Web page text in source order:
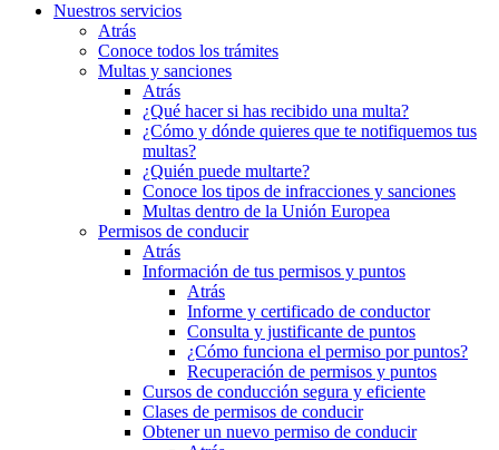
Nuestros servicios
Atrás
Conoce todos los trámites
Multas y sanciones
Atrás
¿Qué hacer si has recibido una multa?
¿Cómo y dónde quieres que te notifiquemos tus
multas?
¿Quién puede multarte?
Conoce los tipos de infracciones y sanciones
Multas dentro de la Unión Europea
Permisos de conducir
Atrás
Información de tus permisos y puntos
Atrás
Informe y certificado de conductor
Consulta y justificante de puntos
¿Cómo funciona el permiso por puntos?
Recuperación de permisos y puntos
Cursos de conducción segura y eficiente
Clases de permisos de conducir
Obtener un nuevo permiso de conducir